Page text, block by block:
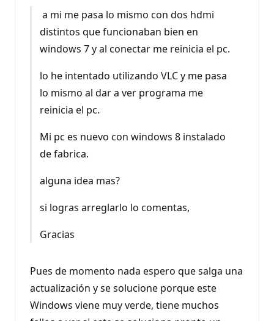
a mi me pasa lo mismo con dos hdmi
distintos que funcionaban bien en
windows 7 y al conectar me reinicia el pc.
lo he intentado utilizando VLC y me pasa
lo mismo al dar a ver programa me
reinicia el pc.
Mi pc es nuevo con windows 8 instalado
de fabrica.
alguna idea mas?
si logras arreglarlo lo comentas,
Gracias
Pues de momento nada espero que salga una
actualización y se solucione porque este
Windows viene muy verde, tiene muchos